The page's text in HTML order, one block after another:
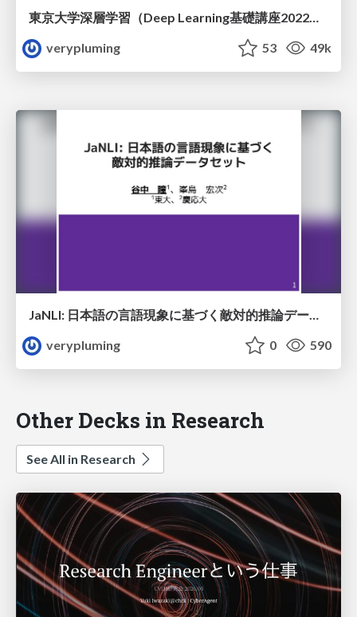
東京大学深層学習（Deep Learning基礎講座2022）深層学習と自然言語処理
verypluming
53 49k
JaNLI: 日本語の言語現象に基づく敵対的推論データセット
verypluming
0 590
Other Decks in Research
See All in Research